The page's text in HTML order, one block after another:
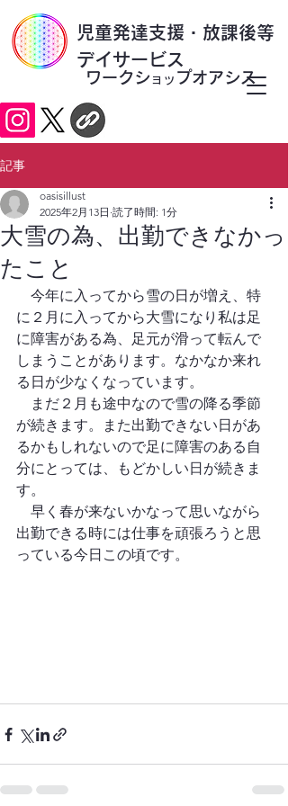
​児童発達支援・放課後等
デイサービス
ワークシ ョッ プオアシス
記事
大雪の為、出勤できなかっ
たこと
oasisillust
2025年2月13日 読了時間: 1分
に２月に入ってから大雪になり私は足
に障害がある為、足元が滑って転んで
しまうことがあります。なかなか来れ
る日が少なくなっています。
まだ２月も途中なので雪の降る季節
が続きます。また出勤できない日があ
るかもしれないので足に障害のある自
分にとっては、もどかしい日が続きま
す。
早く春が来ないかなって思いながら
出勤できる時には仕事を頑張ろうと思
っている今日この頃です。